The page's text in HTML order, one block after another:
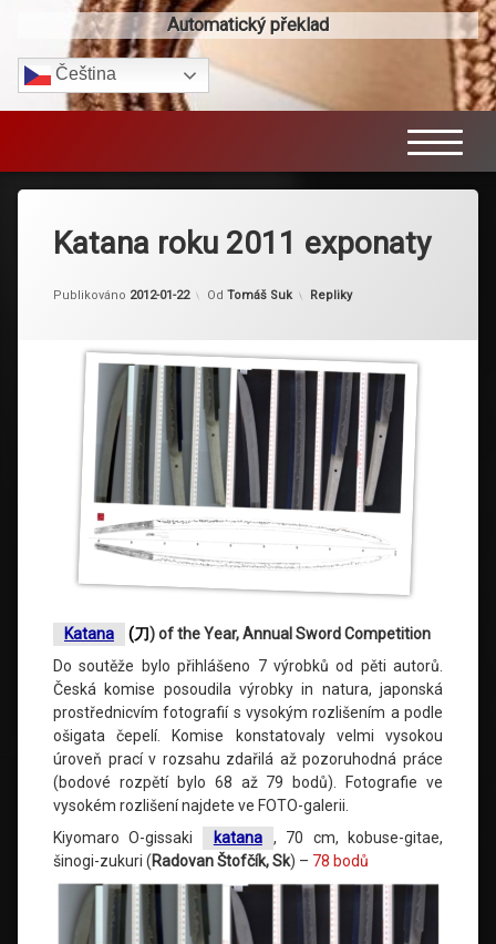
Automatický překlad
Čeština‎
Katana roku 2011 exponaty
Publikováno 2012-01-22 Od Tomáš Suk Kategorie:
Repliky
Katana (刀) of the Year, Annual Sword Competition
Do soutěže bylo přihlášeno 7 výrobků od pěti autorů.
Česká komise posoudila výrobky in natura, japonská
prostřednicvím fotografií s vysokým rozlišením a podle
ošigata čepelí. Komise konstatovaly velmi vysokou
úroveň prací v rozsahu zdařilá až pozoruhodná práce
(bodové rozpětí bylo 68 až 79 bodů). Fotografie ve
vysokém rozlišení najdete ve FOTO-galerii.
Kiyomaro O-gissaki
katana
, 70 cm, kobuse-gitae,
šinogi-zukuri (Radovan Štofčík, Sk) – 78 bodů